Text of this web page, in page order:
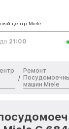
центр Miele
до 21:00
/
Ремонт
машин Miele